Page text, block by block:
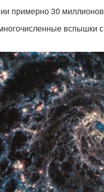
примерно 30
многочисленные